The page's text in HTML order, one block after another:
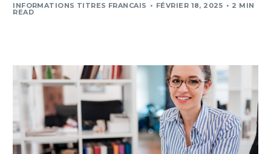
INFORMATIONS TITRES FRANCAIS FÉVRIER 18, 2025 2 MIN
READ